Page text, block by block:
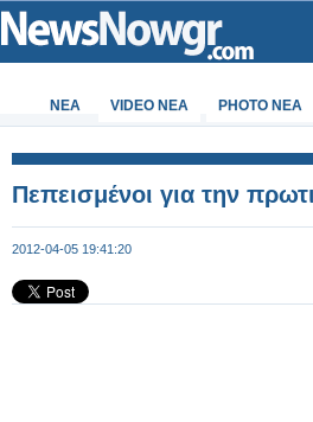
ΝΕΑ VIDEO NEA PHOTO NEA
Πεπεισμένοι για την
2012-04-05 19:41:20